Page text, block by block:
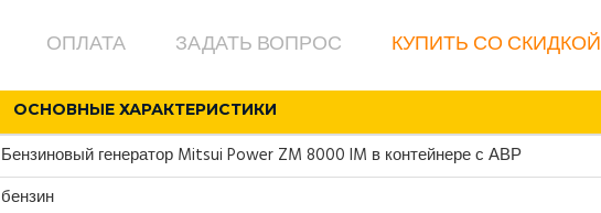
ОПЛАТА ЗАДАТЬ ВОПРОС КУПИТЬ СО СКИДКОЙ
ОСНОВНЫЕ ХАРАКТЕРИСТИКИ
Бензиновый генератор Mitsui Power ZM 8000 IM в контейнере с АВР
бензин